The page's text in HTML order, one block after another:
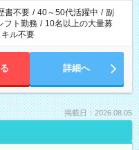
書不要 / 40～50代活躍中 / 副
フト勤務 / 10名以上の大量募
ル不要
詳細へ
掲載日：2026.08.05